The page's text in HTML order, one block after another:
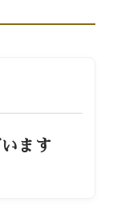
ます